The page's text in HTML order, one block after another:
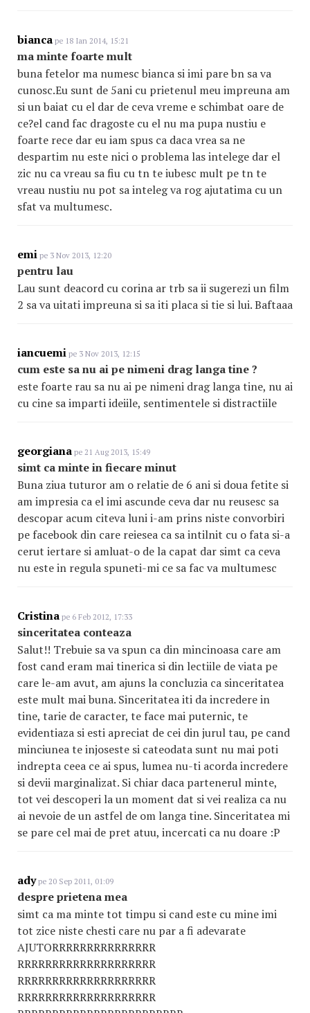
bianca pe 18 Ian 2014, 15:21
ma minte foarte mult
buna fetelor ma numesc bianca si imi pare bn sa va
cunosc.Eu sunt de 5ani cu prietenul meu impreuna am
si un baiat cu el dar de ceva vreme e schimbat oare de
ce?el cand fac dragoste cu el nu ma pupa nustiu e
foarte rece dar eu iam spus ca daca vrea sa ne
despartim nu este nici o problema las intelege dar el
zic nu ca vreau sa fiu cu tn te iubesc mult pe tn te
vreau nustiu nu pot sa inteleg va rog ajutatima cu un
sfat va multumesc.
emi pe 3 Nov 2013, 12:20
pentru lau
Lau sunt deacord cu corina ar trb sa ii sugerezi un film
2 sa va uitati impreuna si sa iti placa si tie si lui. Baftaaa
iancuemi pe 3 Nov 2013, 12:15
cum este sa nu ai pe nimeni drag langa tine ?
este foarte rau sa nu ai pe nimeni drag langa tine, nu ai
cu cine sa imparti ideiile, sentimentele si distractiile
georgiana pe 21 Aug 2013, 15:49
simt ca minte in fiecare minut
Buna ziua tuturor am o relatie de 6 ani si doua fetite si
am impresia ca el imi ascunde ceva dar nu reusesc sa
descopar acum citeva luni i-am prins niste convorbiri
pe facebook din care reiesea ca sa intilnit cu o fata si-a
cerut iertare si amluat-o de la capat dar simt ca ceva
nu este in regula spuneti-mi ce sa fac va multumesc
Cristina pe 6 Feb 2012, 17:33
sinceritatea conteaza
Salut!! Trebuie sa va spun ca din mincinoasa care am
fost cand eram mai tinerica si din lectiile de viata pe
care le-am avut, am ajuns la concluzia ca sinceritatea
este mult mai buna. Sinceritatea iti da incredere in
tine, tarie de caracter, te face mai puternic, te
evidentiaza si esti apreciat de cei din jurul tau, pe cand
minciunea te injoseste si cateodata sunt nu mai poti
indrepta ceea ce ai spus, lumea nu-ti acorda incredere
si devii marginalizat. Si chiar daca partenerul minte,
tot vei descoperi la un moment dat si vei realiza ca nu
ai nevoie de un astfel de om langa tine. Sinceritatea mi
se pare cel mai de pret atuu, incercati ca nu doare :P
adype 20 Sep 2011, 01:09
despre prietena mea
simt ca ma minte tot timpu si cand este cu mine imi
tot zice niste chesti care nu par a fi adevarate
AJUTORRRRRRRRRRRRRRR
RRRRRRRRRRRRRRRRRRRR
RRRRRRRRRRRRRRRRRRRR
RRRRRRRRRRRRRRRRRRRR